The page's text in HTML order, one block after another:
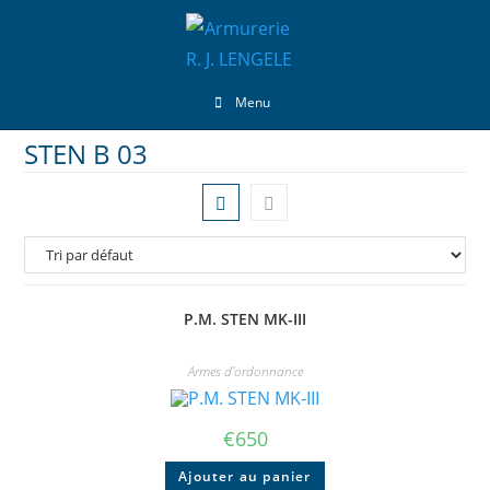
Menu
STEN B 03
P.M. STEN MK-III
Armes d'ordonnance
€650
Ajouter au panier